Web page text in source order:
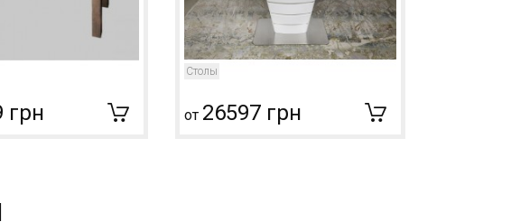
грн
Столы
от 26597 грн